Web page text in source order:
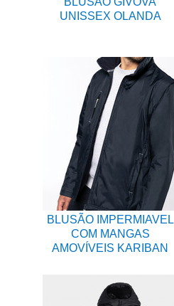
UNISSEX OLANDA
BLUSÃO IMPERMIAVEL
COM MANGAS
AMOVÍVEIS KARIBAN